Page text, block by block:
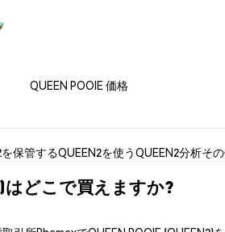
QUEEN POOIE 価格
保管するQUEEN2を使うQUEEN2分析そ
はどこで買えますか?